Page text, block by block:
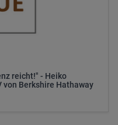
reicht!" - Heiko
von Berkshire Hathaway